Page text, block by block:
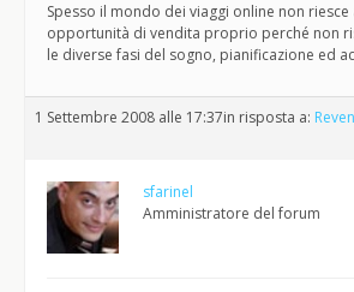
Spesso il mondo dei viaggi online non
opportunità di vendita proprio perché non
le diverse fasi del sogno, pianificazione ed
1 Settembre 2008 alle 17:37in risposta a:
sfarinel
Amministratore del forum